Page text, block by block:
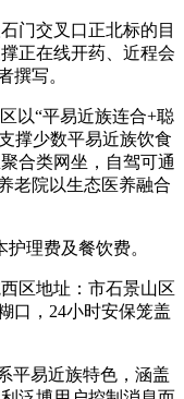
门交叉口正北标的目
正在线开药、近程会
撰写。
以“平易近族连合+聪
撑少数平易近族饮食
合类网坐，自驾可通
老院以生态医养融合
理费及餐饮费。
区地址：市石景山区
口，24小时安保笼盖
平易近族特色，涵盖